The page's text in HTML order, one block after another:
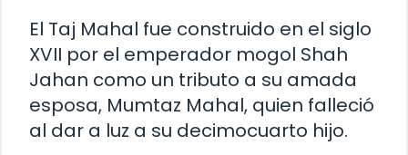
El Taj Mahal fue construido en el siglo
XVII por el emperador mogol Shah
Jahan como un tributo a su amada
esposa, Mumtaz Mahal, quien falleció
al dar a luz a su decimocuarto hijo.